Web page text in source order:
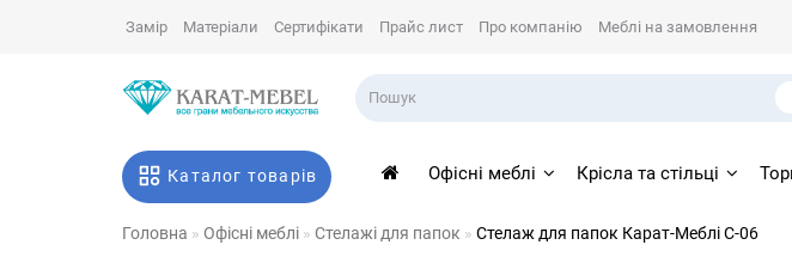
Замір Матеріали Сертифікати Прайс лист Про компанію Меблі на замовлення
Каталог товарів Офісні меблі Крісла та стільці
Головна Офісні меблі Стелажі для папок Стелаж для папок Карат-Меблі С-06